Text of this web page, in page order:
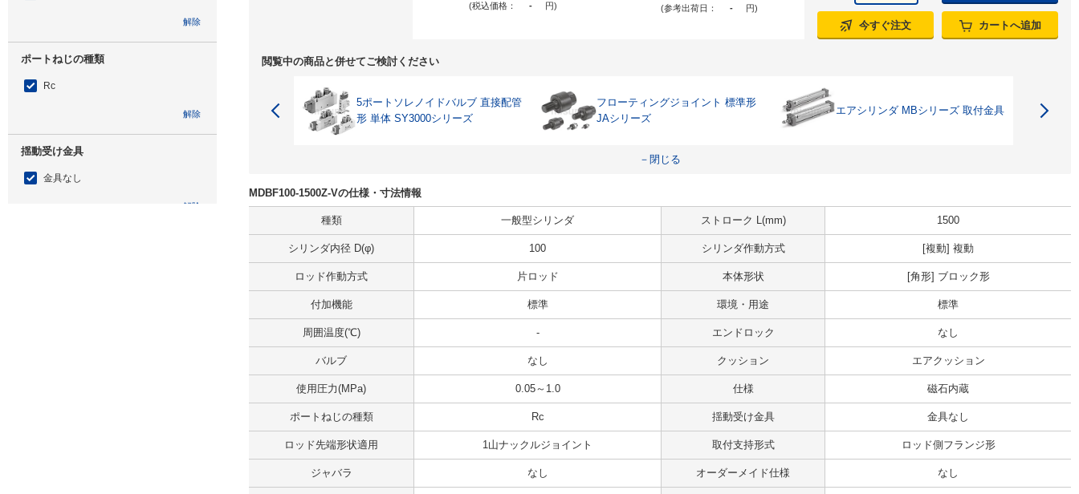
解除
ポートねじの種類
Rc
解除
揺動受け金具
金具なし
解除
(税込価格： - 円) (参考出荷日： - 円)
今すぐ注文 カートへ追加
閲覧中の商品と併せてご検討ください
5ポートソレノイドバルブ 直接配管
形 単体 SY3000シリーズ
フローティングジョイント 標準形
JAシリーズ
エアシリンダ MBシリーズ 取付金具
－閉じる
MDBF100-1500Z-Vの仕様・寸法情報
種類 一般型シリンダ ストローク L(mm) 1500
シリンダ内径 D(φ) 100 シリンダ作動方式 [複動] 複動
ロッド作動方式 片ロッド 本体形状 [角形] ブロック形
付加機能 標準 環境・用途 標準
周囲温度(℃) - エンドロック なし
バルブ なし クッション エアクッション
使用圧力(MPa) 0.05～1.0 仕様 磁石内蔵
ポートねじの種類 Rc 揺動受け金具 金具なし
ロッド先端形状適用 1山ナックルジョイント 取付支持形式 ロッド側フランジ形
ジャバラ なし オーダーメイド仕様 なし